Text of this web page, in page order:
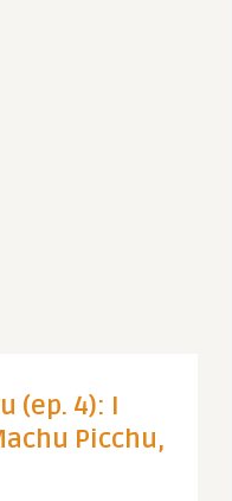
(ep. 4): I
Picchu,